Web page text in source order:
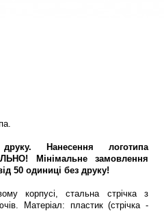
Нанесення логотипа
Мінімальне замовлення
50 одиниці без друку!
корпусі, стальна стрічка з
Матеріал: пластик (стрічка -